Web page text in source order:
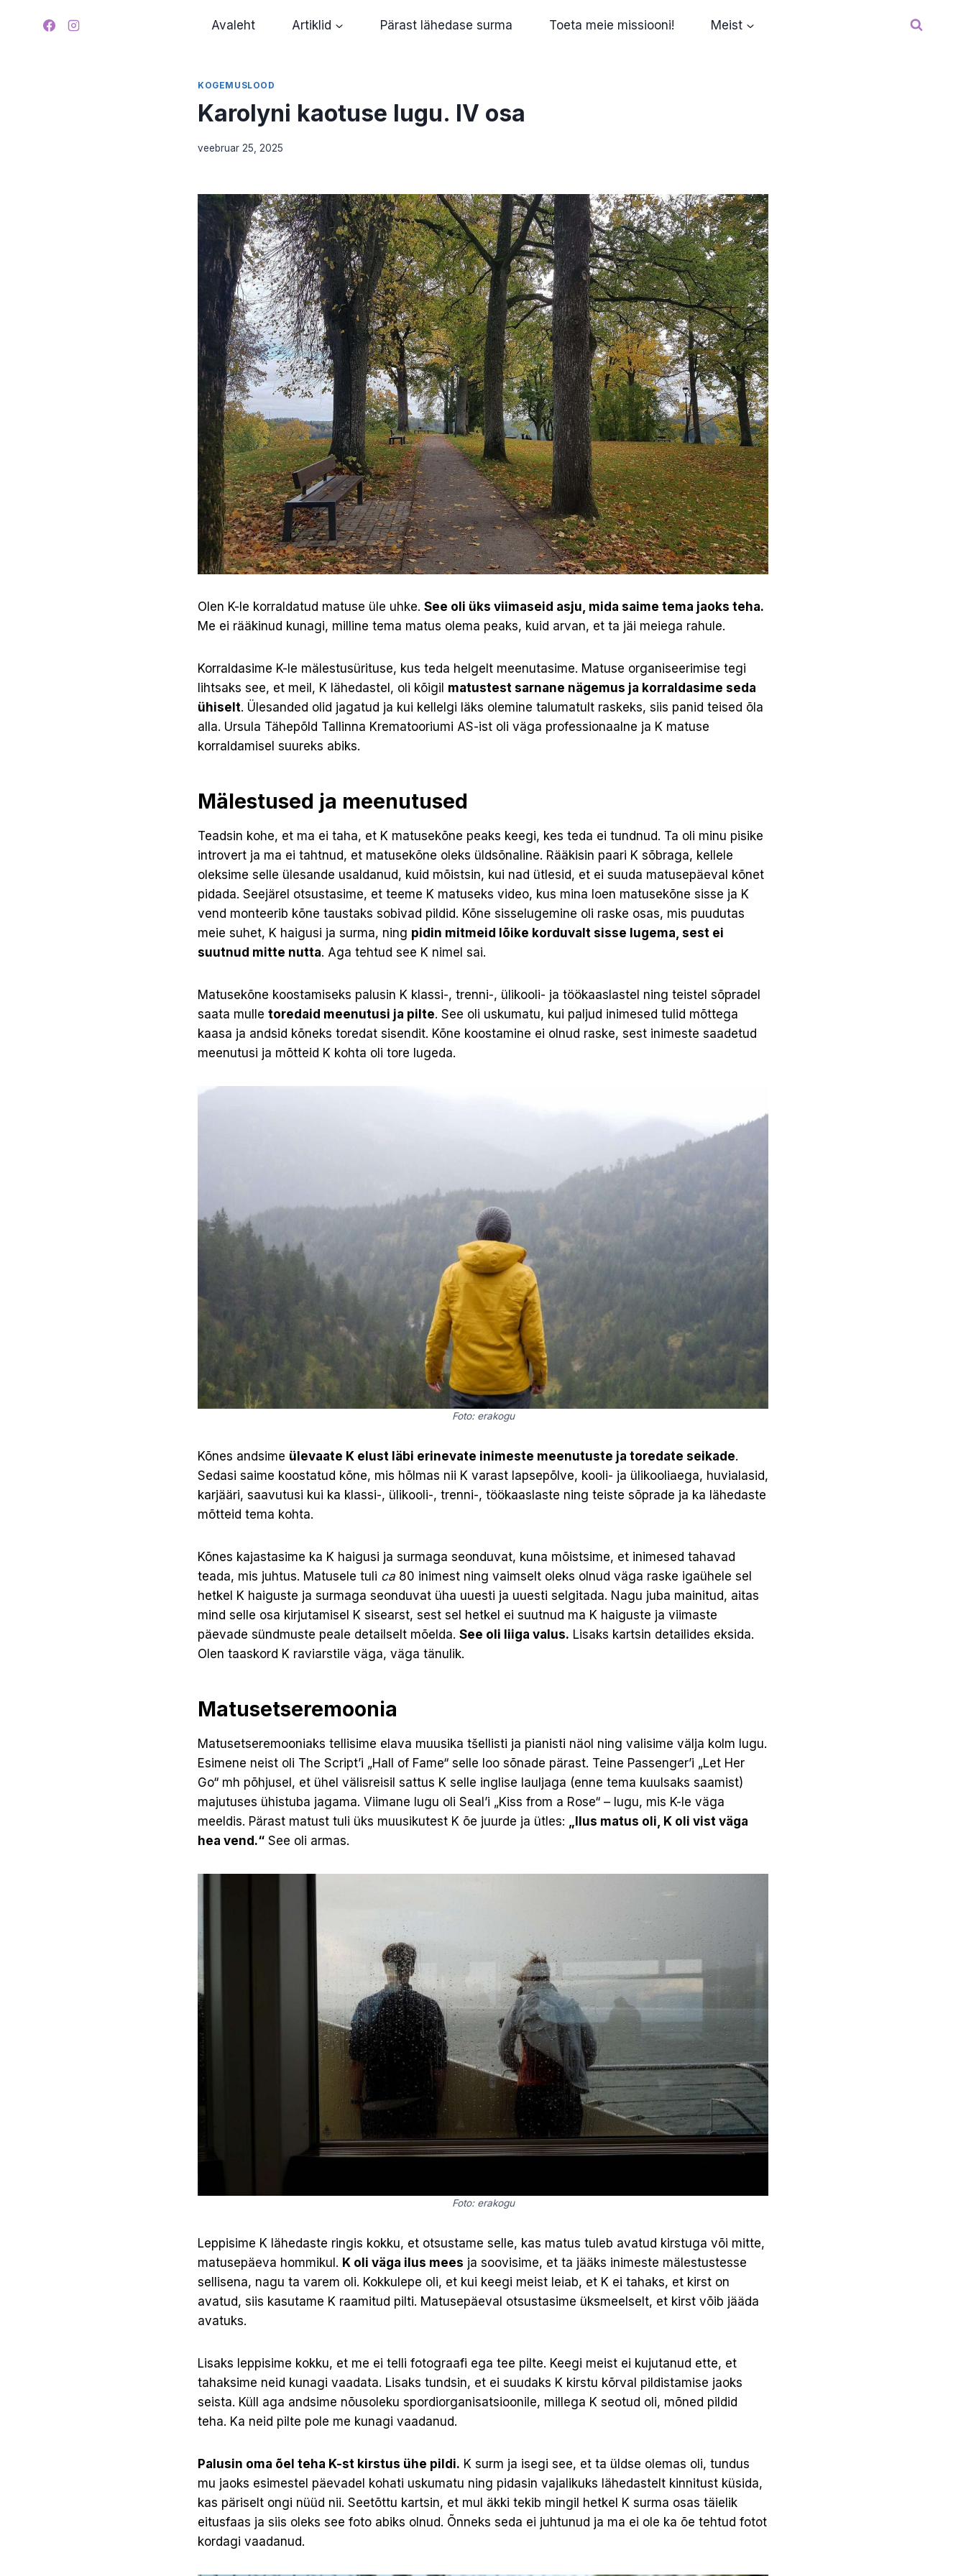
Avaleht Artiklid Pärast lähedase surma Toeta meie missiooni! Meist
KOGEMUSLOOD
Karolyni kaotuse lugu. IV osa
veebruar 25, 2025
Olen K-le korraldatud matuse üle uhke. See oli üks viimaseid asju, mida saime tema jaoks teha.
Me ei rääkinud kunagi, milline tema matus olema peaks, kuid arvan, et ta jäi meiega rahule.
Korraldasime K-le mälestusürituse, kus teda helgelt meenutasime. Matuse organiseerimise tegi
lihtsaks see, et meil, K lähedastel, oli kõigil matustest sarnane nägemus ja korraldasime seda
ühiselt. Ülesanded olid jagatud ja kui kellelgi läks olemine talumatult raskeks, siis panid teised õla
alla. Ursula Tähepõld Tallinna Krematooriumi AS-ist oli väga professionaalne ja K matuse
korraldamisel suureks abiks.
Mälestused ja meenutused
Teadsin kohe, et ma ei taha, et K matusekõne peaks keegi, kes teda ei tundnud. Ta oli minu pisike
introvert ja ma ei tahtnud, et matusekõne oleks üldsõnaline. Rääkisin paari K sõbraga, kellele
oleksime selle ülesande usaldanud, kuid mõistsin, kui nad ütlesid, et ei suuda matusepäeval kõnet
pidada. Seejärel otsustasime, et teeme K matuseks video, kus mina loen matusekõne sisse ja K
vend monteerib kõne taustaks sobivad pildid. Kõne sisselugemine oli raske osas, mis puudutas
meie suhet, K haigusi ja surma, ning pidin mitmeid lõike korduvalt sisse lugema, sest ei
suutnud mitte nutta. Aga tehtud see K nimel sai.
Matusekõne koostamiseks palusin K klassi-, trenni-, ülikooli- ja töökaaslastel ning teistel sõpradel
saata mulle toredaid meenutusi ja pilte. See oli uskumatu, kui paljud inimesed tulid mõttega
kaasa ja andsid kõneks toredat sisendit. Kõne koostamine ei olnud raske, sest inimeste saadetud
meenutusi ja mõtteid K kohta oli tore lugeda.
Foto: erakogu
Kõnes andsime ülevaate K elust läbi erinevate inimeste meenutuste ja toredate seikade.
Sedasi saime koostatud kõne, mis hõlmas nii K varast lapsepõlve, kooli- ja ülikooliaega, huvialasid,
karjääri, saavutusi kui ka klassi-, ülikooli-, trenni-, töökaaslaste ning teiste sõprade ja ka lähedaste
mõtteid tema kohta.
Kõnes kajastasime ka K haigusi ja surmaga seonduvat, kuna mõistsime, et inimesed tahavad
teada, mis juhtus. Matusele tuli ca 80 inimest ning vaimselt oleks olnud väga raske igaühele sel
hetkel K haiguste ja surmaga seonduvat üha uuesti ja uuesti selgitada. Nagu juba mainitud, aitas
mind selle osa kirjutamisel K sisearst, sest sel hetkel ei suutnud ma K haiguste ja viimaste
päevade sündmuste peale detailselt mõelda. See oli liiga valus. Lisaks kartsin detailides eksida.
Olen taaskord K raviarstile väga, väga tänulik.
Matusetseremoonia
Matusetseremooniaks tellisime elava muusika tšellisti ja pianisti näol ning valisime välja kolm lugu.
Esimene neist oli The Script’i „Hall of Fame“ selle loo sõnade pärast. Teine Passenger’i „Let Her
Go“ mh põhjusel, et ühel välisreisil sattus K selle inglise lauljaga (enne tema kuulsaks saamist)
majutuses ühistuba jagama. Viimane lugu oli Seal’i „Kiss from a Rose“ – lugu, mis K-le väga
meeldis. Pärast matust tuli üks muusikutest K õe juurde ja ütles:
„Ilus matus oli, K oli vist väga
hea vend.“ See oli armas.
Foto: erakogu
Leppisime K lähedaste ringis kokku, et otsustame selle, kas matus tuleb avatud kirstuga või mitte,
matusepäeva hommikul. K oli väga ilus mees ja soovisime, et ta jääks inimeste mälestustesse
sellisena, nagu ta varem oli. Kokkulepe oli, et kui keegi meist leiab, et K ei tahaks, et kirst on
avatud, siis kasutame K raamitud pilti. Matusepäeval otsustasime üksmeelselt, et kirst võib jääda
avatuks.
Lisaks leppisime kokku, et me ei telli fotograafi ega tee pilte. Keegi meist ei kujutanud ette, et
tahaksime neid kunagi vaadata. Lisaks tundsin, et ei suudaks K kirstu kõrval pildistamise jaoks
seista. Küll aga andsime nõusoleku spordiorganisatsioonile, millega K seotud oli, mõned pildid
teha. Ka neid pilte pole me kunagi vaadanud.
Palusin oma õel teha K-st kirstus ühe pildi. K surm ja isegi see, et ta üldse olemas oli, tundus
mu jaoks esimestel päevadel kohati uskumatu ning pidasin vajalikuks lähedastelt kinnitust küsida,
kas päriselt ongi nüüd nii. Seetõttu kartsin, et mul äkki tekib mingil hetkel K surma osas täielik
eitusfaas ja siis oleks see foto abiks olnud. Õnneks seda ei juhtunud ja ma ei ole ka õe tehtud fotot
kordagi vaadanud.